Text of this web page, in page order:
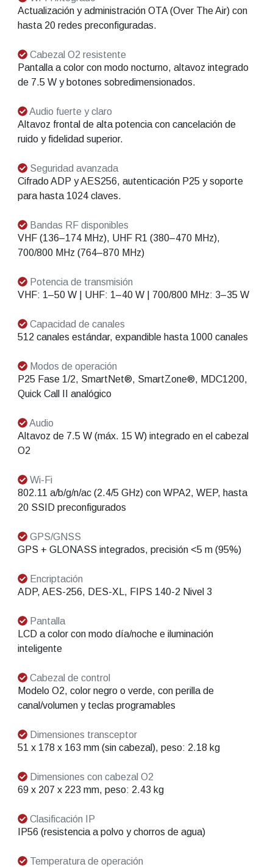
Actualización y administración OTA (Over The Air) con
hasta 20 redes preconfiguradas.
Cabezal O2 resistente
Pantalla a color con modo nocturno, altavoz integrado
de 7.5 W y botones sobredimensionados.
Audio fuerte y claro
Altavoz frontal de alta potencia con cancelación de
ruido y fidelidad superior.
Seguridad avanzada
Cifrado ADP y AES256, autenticación P25 y soporte
para hasta 1024 claves.
Bandas RF disponibles
VHF (136–174 MHz), UHF R1 (380–470 MHz),
700/800 MHz (764–870 MHz)
Potencia de transmisión
VHF: 1–50 W | UHF: 1–40 W | 700/800 MHz: 3–35 W
Capacidad de canales
512 canales estándar, expandible hasta 1000 canales
Modos de operación
P25 Fase 1/2, SmartNet®, SmartZone®, MDC1200,
Quick Call II analógico
Audio
Altavoz de 7.5 W (máx. 15 W) integrado en el cabezal
O2
Wi-Fi
802.11 a/b/g/n/ac (2.4/5 GHz) con WPA2, WEP, hasta
20 SSID preconfigurados
GPS/GNSS
GPS + GLONASS integrados, precisión <5 m (95%)
Encriptación
ADP, AES-256, DES-XL, FIPS 140-2 Nivel 3
Pantalla
LCD a color con modo día/noche e iluminación
inteligente
Cabezal de control
Modelo O2, color negro o verde, con perilla de
canal/volumen y teclas programables
Dimensiones transceptor
51 x 178 x 163 mm (sin cabezal), peso: 2.18 kg
Dimensiones con cabezal O2
69 x 207 x 223 mm, peso: 2.43 kg
Clasificación IP
IP56 (resistencia a polvo y chorros de agua)
Temperatura de operación